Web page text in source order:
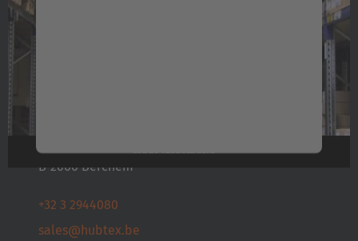
Meer informatie
Powered by Usercentrics Consent Management
B-2600 Berchem
+32 3 2944080
sales@hubtex.be